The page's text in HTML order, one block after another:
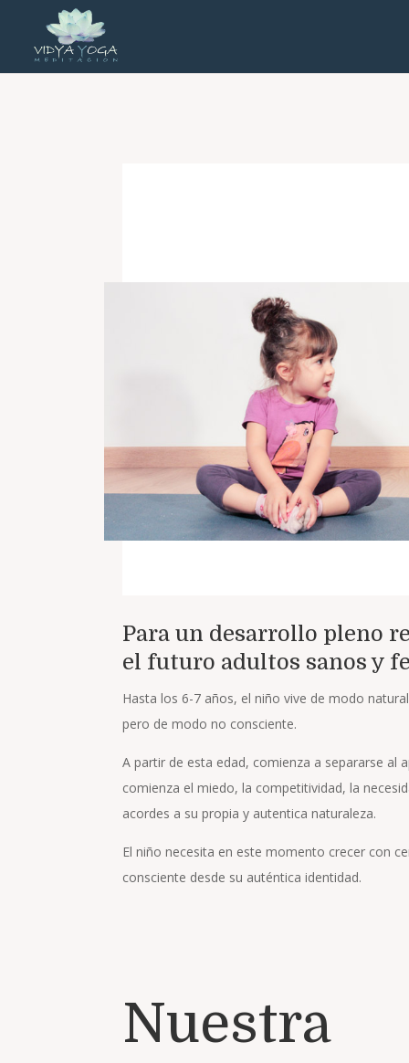
Para un desarrollo pleno
el futuro adultos sanos y
Hasta los 6-7 años, el niño vive de modo
pero de modo no consciente.
A partir de esta edad, comienza a separarse al
comienza el miedo, la competitividad, la
acordes a su propia y autentica naturaleza.
El niño necesita en este momento crecer con
consciente desde su auténtica identidad.
Nuestra